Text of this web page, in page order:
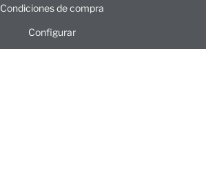
Condiciones de compra
Configurar